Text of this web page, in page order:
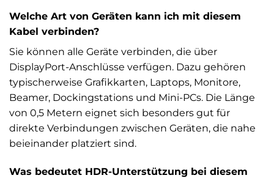
Welche Art von Geräten kann ich mit diesem
Kabel verbinden?
Sie können alle Geräte verbinden, die über
DisplayPort-Anschlüsse verfügen. Dazu gehören
typischerweise Grafikkarten, Laptops, Monitore,
Beamer, Dockingstations und Mini-PCs. Die Länge
von 0,5 Metern eignet sich besonders gut für
direkte Verbindungen zwischen Geräten, die nahe
beieinander platziert sind.
Was bedeutet HDR-Unterstützung bei diesem